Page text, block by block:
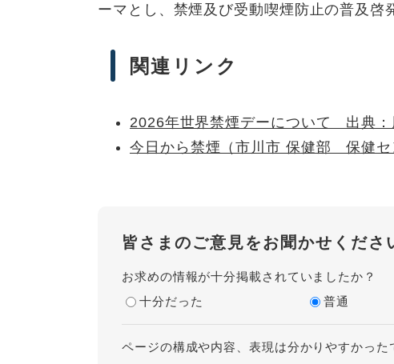
ーマとし、禁煙及び受動喫煙防止の普及啓
関連リンク
2026年世界禁煙デーについて 出典：
今日から禁煙（市川市 保健部 保健
皆さまのご意見をお聞かせくださ
お求めの情報が十分掲載されていましたか？
十分だった
普通
ページの構成や内容、表現は分かりやすかった